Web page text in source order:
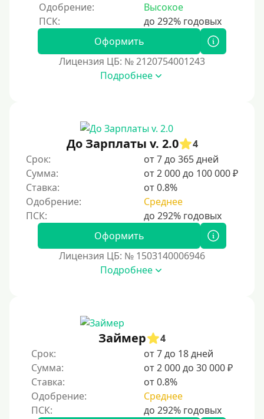
Одобрение:
Высокое
Оформить
Лицензия ЦБ: № 2120754001243
Подробнее
До Зарплаты v. 2.0
4
Срок:
от 7 до 365 дней
Сумма:
от 2 000 до 100 000 ₽
Ставка:
от 0.8%
Одобрение:
Среднее
Оформить
Лицензия ЦБ: № 1503140006946
Подробнее
Займер
4
Срок:
от 7 до 18 дней
Сумма:
от 2 000 до 30 000 ₽
Ставка:
от 0.8%
Одобрение:
Среднее